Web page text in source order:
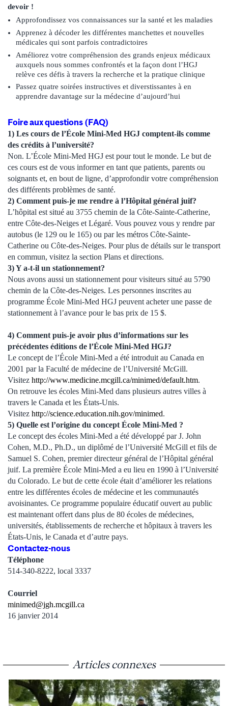
devoir !
Approfondissez vos connaissances sur la santé et les maladies
Apprenez à décoder les différentes manchettes et nouvelles
médicales qui sont parfois contradictoires
Améliorez votre compréhension des grands enjeux médicaux
auxquels nous sommes confrontés et la façon dont l’HGJ
relève ces défis à travers la recherche et la pratique clinique
Passez quatre soirées instructives et diverstissantes à en
apprendre davantage sur la médecine d’aujourd’hui
Foire aux questions (FAQ)
1) Les cours de l’École Mini-Med HGJ comptent-ils comme
des crédits à l’université?
Non. L’École Mini-Med HGJ est pour tout le monde. Le but de
ces cours est de vous informer en tant que patients, parents ou
soignants et, en bout de ligne, d’approfondir votre compréhension
des différents problèmes de santé.
2) Comment puis-je me rendre à l’Hôpital général juif?
L’hôpital est situé au 3755 chemin de la Côte-Sainte-Catherine,
entre Côte-des-Neiges et Légaré. Vous pouvez vous y rendre par
autobus (le 129 ou le 165) ou par les métros Côte-Sainte-
Catherine ou Côte-des-Neiges. Pour plus de détails sur le transport
en commun, visitez la section Plans et directions.
3) Y a-t-il un stationnement?
Nous avons aussi un stationnement pour visiteurs situé au 5790
chemin de la Côte-des-Neiges. Les personnes inscrites au
programme École Mini-Med HGJ peuvent acheter une passe de
stationnement à l’avance pour le bas prix de 15 $.
4) Comment puis-je avoir plus d’informations sur les
précédentes éditions de l’École Mini-Med HGJ?
Le concept de l’École Mini-Med a été introduit au Canada en
2001 par la Faculté de médecine de l’Université McGill.
Visitez http://www.medicine.mcgill.ca/minimed/default.htm.
On retrouve les écoles Mini-Med dans plusieurs autres villes à
travers le Canada et les États-Unis.
Visitez http://science.education.nih.gov/minimed.
5) Quelle est l’origine du concept École Mini-Med ?
Le concept des écoles Mini-Med a été développé par J. John
Cohen, M.D., Ph.D., un diplômé de l’Université McGill et fils de
Samuel S. Cohen, premier directeur général de l’Hôpital général
juif. La première École Mini-Med a eu lieu en 1990 à l’Université
du Colorado. Le but de cette école était d’améliorer les relations
entre les différentes écoles de médecine et les communautés
avoisinantes. Ce programme populaire éducatif ouvert au public
est maintenant offert dans plus de 80 écoles de médecines,
universités, établissements de recherche et hôpitaux à travers les
États-Unis, le Canada et d’autre pays.
Contactez-nous
Téléphone
514-340-8222, local 3337
Courriel
minimed@jgh.mcgill.ca
16 janvier 2014
Articles connexes